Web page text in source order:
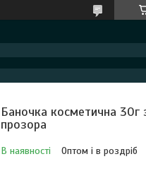
Баночка косметична 30г
прозора
В наявності Оптом і в роздріб